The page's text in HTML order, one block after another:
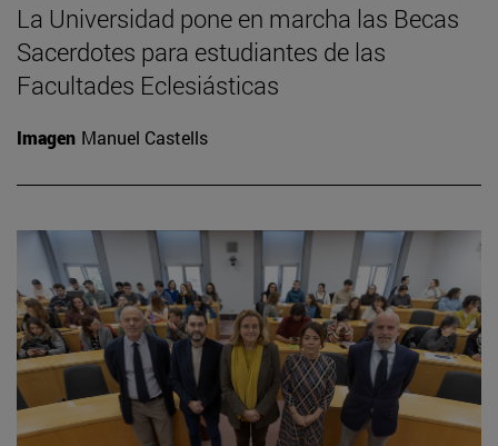
La Universidad pone en marcha las Becas
Sacerdotes para estudiantes de las
Facultades Eclesiásticas
Imagen Manuel Castells